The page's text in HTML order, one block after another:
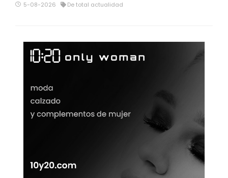
5-08-2026 De total actualidad